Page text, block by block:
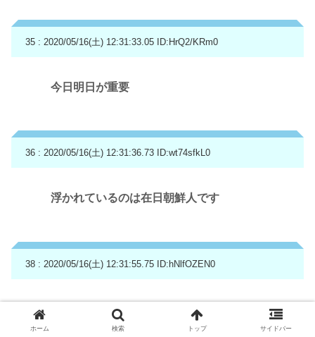
35 : 2020/05/16(土) 12:31:33.05 ID:HrQ2/KRm0
今日明日が重要
36 : 2020/05/16(土) 12:31:36.73 ID:wt74sfkL0
浮かれているのは在日朝鮮人です
38 : 2020/05/16(土) 12:31:55.75 ID:hNlfOZEN0
院内感染は扱い難しいわ
ホーム 検索 トップ サイドバー